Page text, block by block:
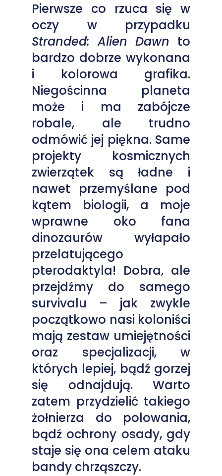
Pierwsze co rzuca się w
oczy w przypadku
Stranded: Alien Dawn to
bardzo dobrze wykonana
i kolorowa grafika.
Niegościnna planeta
może i ma zabójcze
robale, ale trudno
odmówić jej piękna. Same
projekty kosmicznych
zwierzątek są ładne i
nawet przemyślane pod
kątem biologii, a moje
wprawne oko fana
dinozaurów wyłapało
przelatującego
pterodaktyla! Dobra, ale
przejdźmy do samego
survivalu – jak zwykle
początkowo nasi koloniści
mają zestaw umiejętności
oraz specjalizacji, w
których lepiej, bądź gorzej
się odnajdują. Warto
zatem przydzielić takiego
żołnierza do polowania,
bądź ochrony osady, gdy
staje się ona celem ataku
bandy chrząszczy.